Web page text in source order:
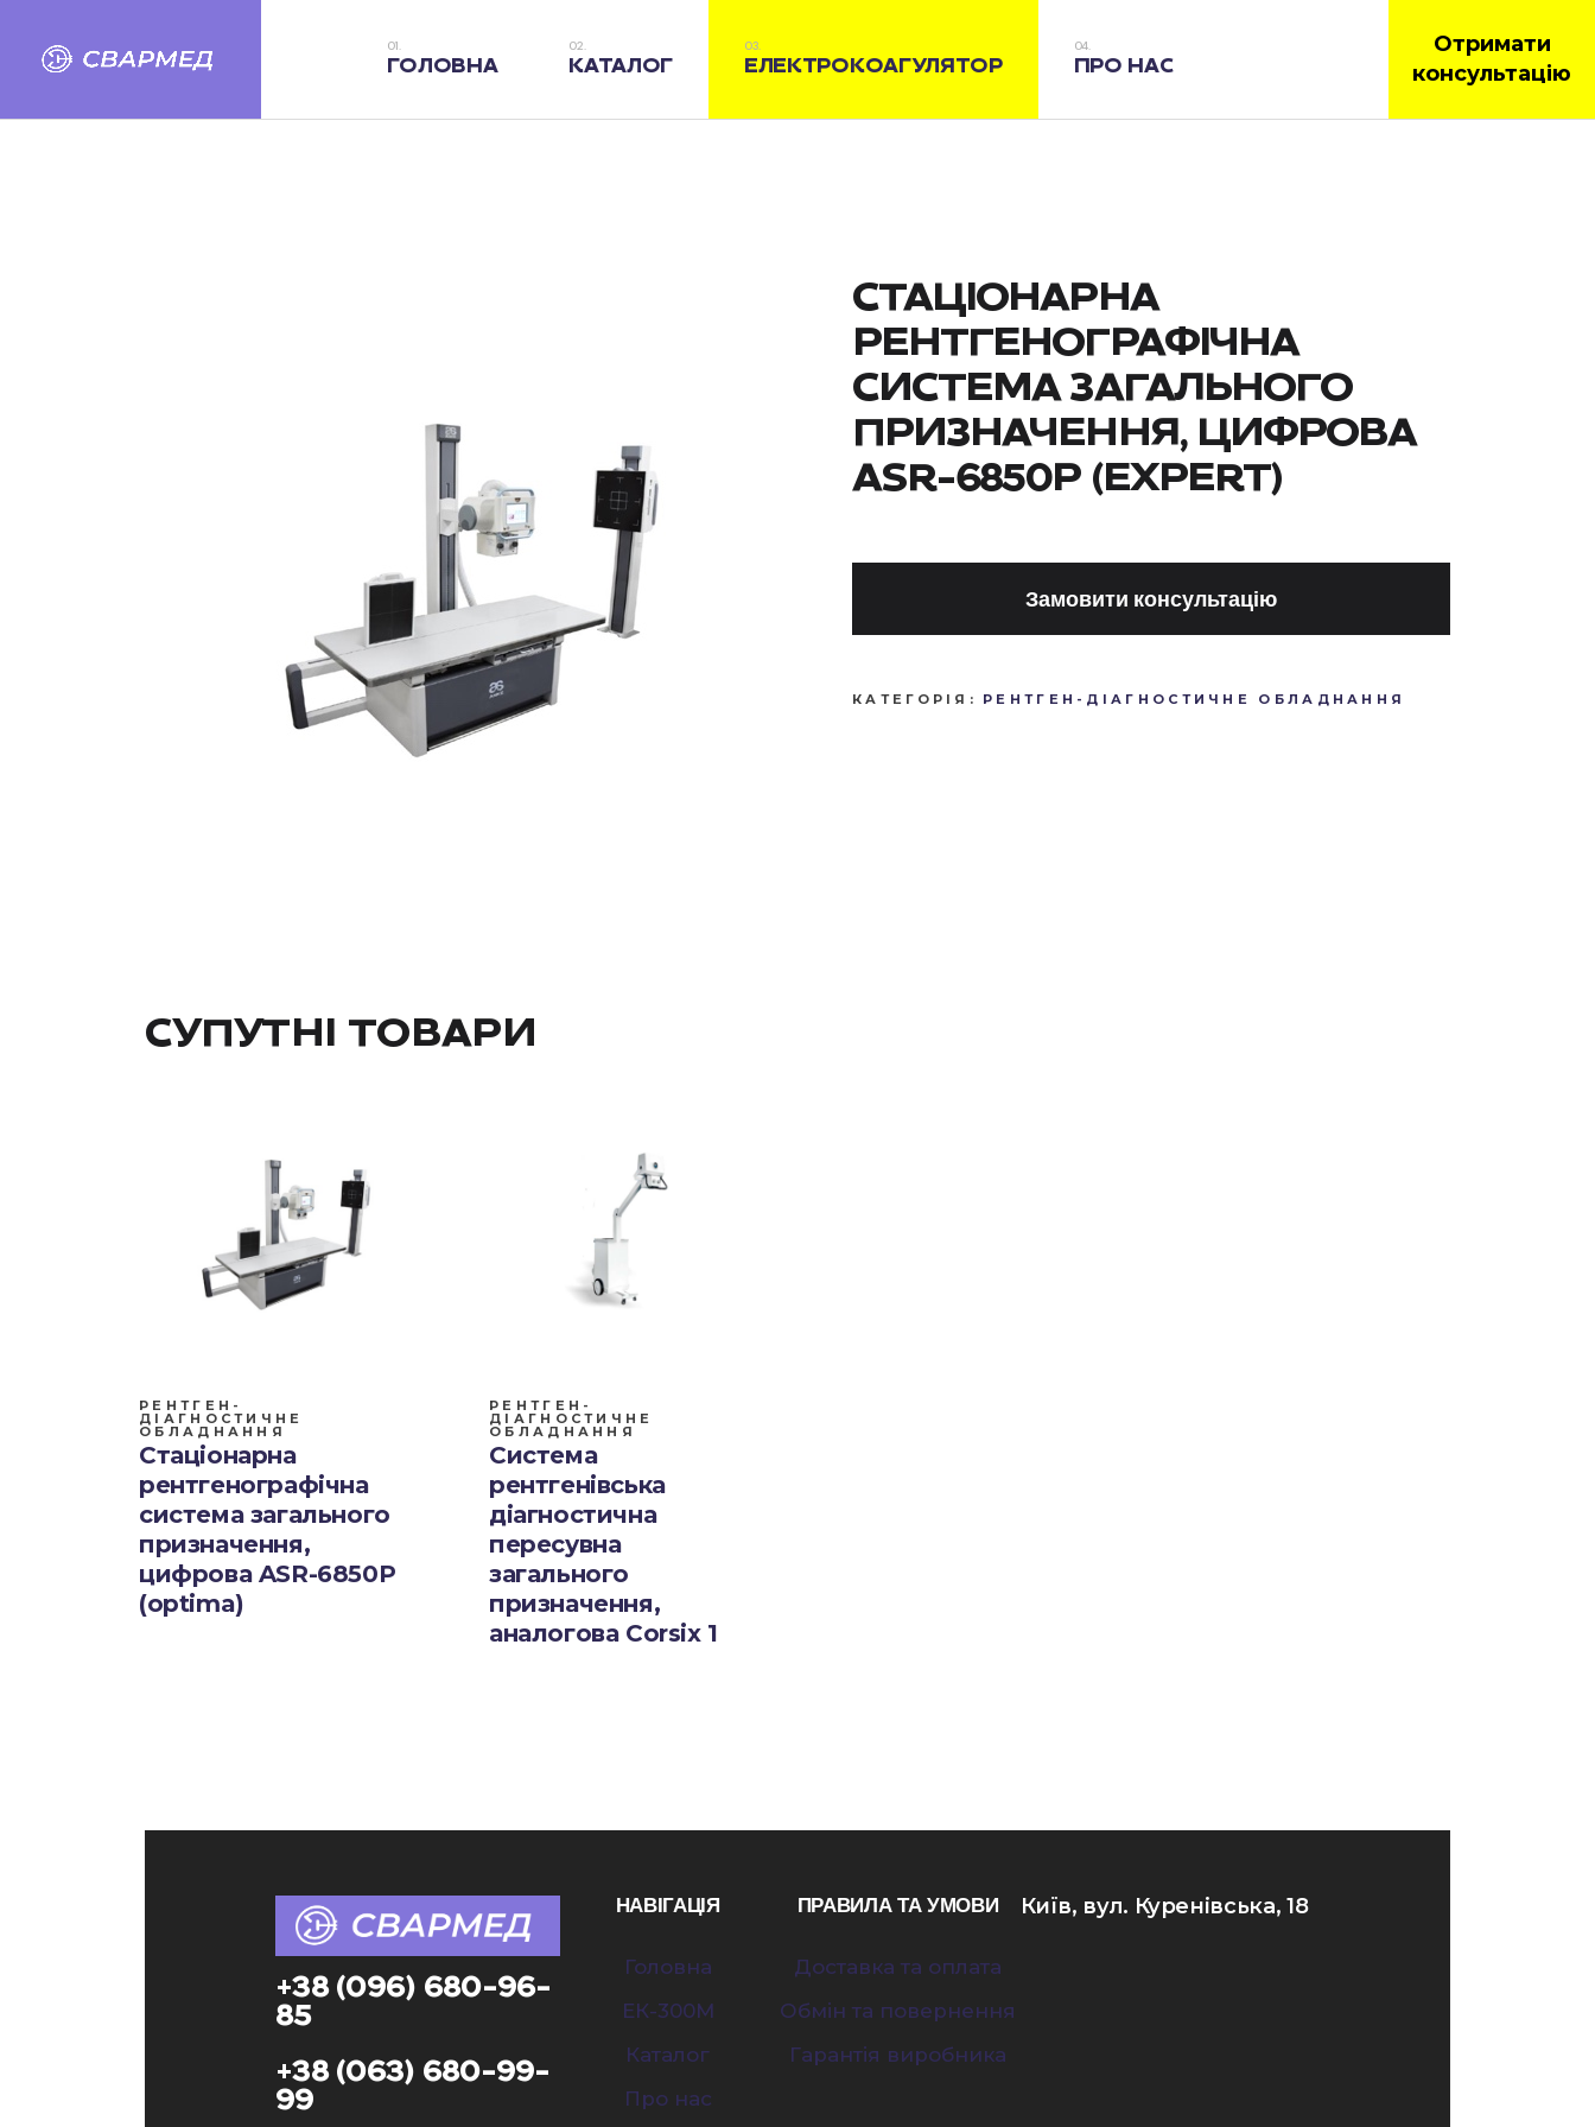
ГОЛОВНА КАТАЛОГ ЕЛЕКТРОКОАГУЛЯТОР ПРО НАС
Отримати
консультацію
СТАЦІОНАРНА
РЕНТГЕНОГРАФІЧНА
СИСТЕМА ЗАГАЛЬНОГО
ПРИЗНАЧЕННЯ, ЦИФРОВА
ASR-6850P (EXPERT)
Замовити консультацію
КАТЕГОРІЯ: РЕНТГЕН-ДІАГНОСТИЧНЕ ОБЛАДНАННЯ
СУПУТНІ ТОВАРИ
РЕНТГЕН-
ДІАГНОСТИЧНЕ
ОБЛАДНАННЯ
Стаціонарна
рентгенографічна
система загального
призначення,
цифрова ASR-6850P
(optima)
РЕНТГЕН-
ДІАГНОСТИЧНЕ
ОБЛАДНАННЯ
Система
рентгенівська
діагностична
пересувна
загального
призначення,
аналогова Сorsix 1
+38 (096) 680-96-
85
+38 (063) 680-99-
99
НАВІГАЦІЯ
Головна
ЕК-300M
Каталог
Про нас
ПРАВИЛА ТА УМОВИ
Доставка та оплата
Обмін та повернення
Гарантія виробника
Київ, вул. Куренівська, 18